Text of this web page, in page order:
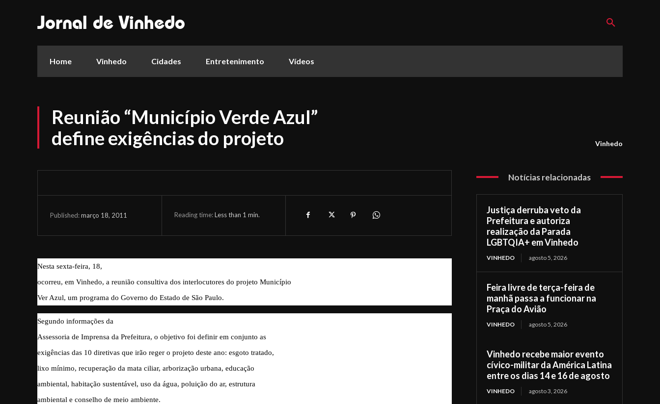
Jornal de Vinhedo
Home Vinhedo Cidades Entretenimento Vídeos
Reunião “Município Verde Azul”
define exigências do projeto
Vinhedo
Published:março 18, 2011 Reading time:Less than 1 min.
Nesta sexta-feira, 18,
ocorreu, em Vinhedo, a reunião consultiva dos interlocutores do projeto Município
Ver Azul, um programa do Governo do Estado de São Paulo.
Segundo informações da
Assessoria de Imprensa da Prefeitura, o objetivo foi definir em conjunto as
exigências das 10 diretivas que irão reger o projeto deste ano: esgoto tratado,
lixo mínimo, recuperação da mata ciliar, arborização urbana, educação
ambiental, habitação sustentável, uso da água, poluição do ar, estrutura
ambiental e conselho de meio ambiente.
Notícias relacionadas
Justiça derruba veto da
Prefeitura e autoriza
realização da Parada
LGBTQIA+ em Vinhedo
VINHEDO agosto 5, 2026
Feira livre de terça-feira de
manhã passa a funcionar na
Praça do Avião
VINHEDO agosto 5, 2026
Vinhedo recebe maior evento
cívico-militar da América Latina
entre os dias 14 e 16 de agosto
VINHEDO agosto 3, 2026